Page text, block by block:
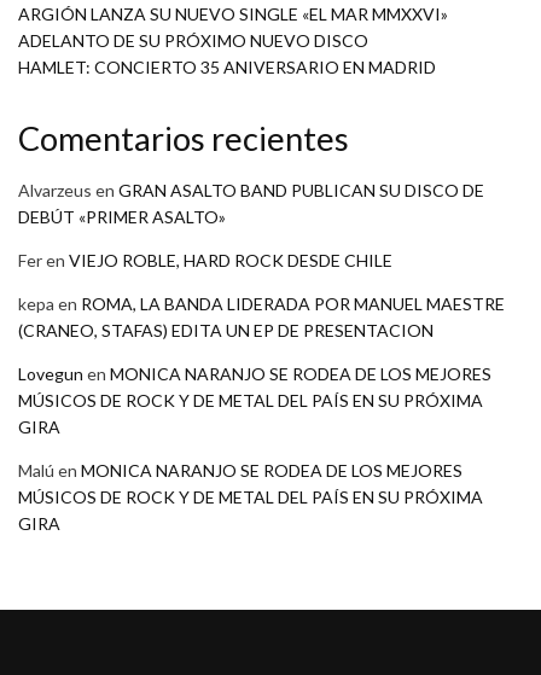
ARGIÓN LANZA SU NUEVO SINGLE «EL MAR MMXXVI»
ADELANTO DE SU PRÓXIMO NUEVO DISCO
HAMLET: CONCIERTO 35 ANIVERSARIO EN MADRID
Comentarios recientes
Alvarzeus en GRAN ASALTO BAND PUBLICAN SU DISCO DE
DEBÚT «PRIMER ASALTO»
Feren VIEJO ROBLE, HARD ROCK DESDE CHILE
kepa en ROMA, LA BANDA LIDERADA POR MANUEL MAESTRE
(CRANEO, STAFAS) EDITA UN EP DE PRESENTACION
Lovegun en MONICA NARANJO SE RODEA DE LOS MEJORES
MÚSICOS DE ROCK Y DE METAL DEL PAÍS EN SU PRÓXIMA
GIRA
Malú en MONICA NARANJO SE RODEA DE LOS MEJORES
MÚSICOS DE ROCK Y DE METAL DEL PAÍS EN SU PRÓXIMA
GIRA